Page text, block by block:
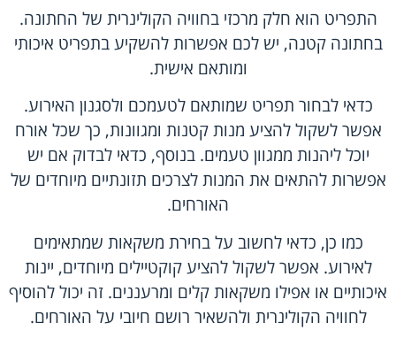
התפריט הוא חלק מרכזי בחוויה הקולינרית של החתונה.
בחתונה קטנה, יש לכם אפשרות להשקיע בתפריט איכותי
ומותאם אישית.
כדאי לבחור תפריט שמותאם לטעמכם ולסגנון האירוע.
אפשר לשקול להציע מנות קטנות ומגוונות, כך שכל אורח
יוכל ליהנות ממגוון טעמים. בנוסף, כדאי לבדוק אם יש
אפשרות להתאים את המנות לצרכים תזונתיים מיוחדים של
האורחים.
כמו כן, כדאי לחשוב על בחירת משקאות שמתאימים
לאירוע. אפשר לשקול להציע קוקטיילים מיוחדים, יינות
איכותיים או אפילו משקאות קלים ומרעננים. זה יכול להוסיף
לחוויה הקולינרית ולהשאיר רושם חיובי על האורחים.